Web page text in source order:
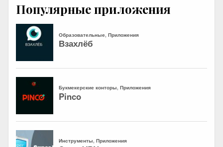
Популярные приложения